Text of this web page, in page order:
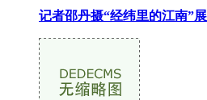
记者邵丹摄“经纬里的江南”